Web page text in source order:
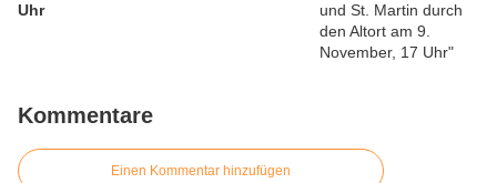
Uhr
Kommentare
Einen Kommentar hinzufügen